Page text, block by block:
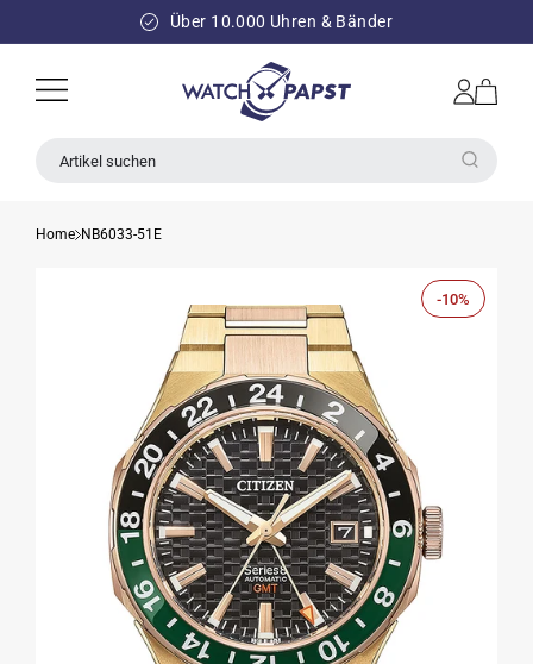
INHALT
Über 10.000 Uhren & Bänder
Einloggen
Warenkorb
Artikel suchen
Home NB6033-51E
-10%